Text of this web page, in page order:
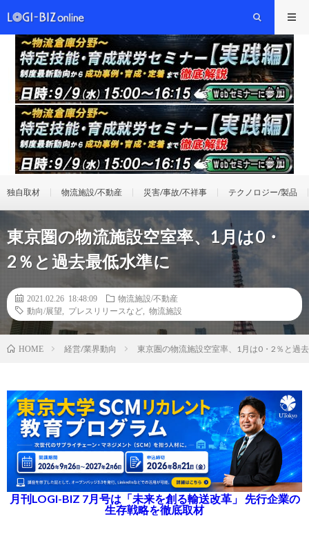
独自取材 物流施設/不動産 災害/事故/不祥事 テクノロジー/製品
東京圏の物流施設空室率、1月は0・
2％と過去最低水準に
2021.02.26 18:48:09
物流施設/不動産
動向/展望
プレスリリースなど 物流施設
HOME 経営/業界動向 東京圏の物流施設空室率、1月は0・2％と過
月刊LOGI-BIZ 7月号は「未来を創る輸送改革」 先行企業の
生存戦略を徹底取材